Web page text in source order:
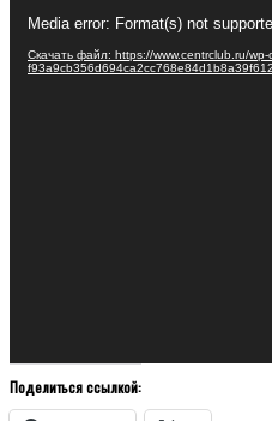
Media error: Format(s) not
Скачать файл: https://www.centrclub.ru/
Поделиться ссылкой: